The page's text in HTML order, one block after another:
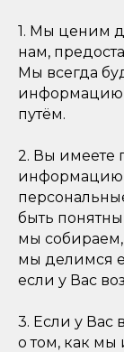
1. Мы ценим
нам,
Мы всегда
информацию
путём.
2. Вы имеете
информацию
быть
мы
мы делимся
если у Вас
3. Если у Вас
о том, как